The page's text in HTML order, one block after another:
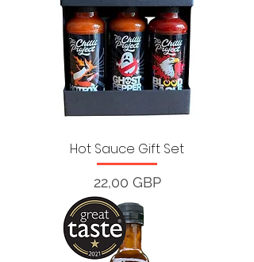
Hot Sauce Gift Set
Ціна
22,00 GBP